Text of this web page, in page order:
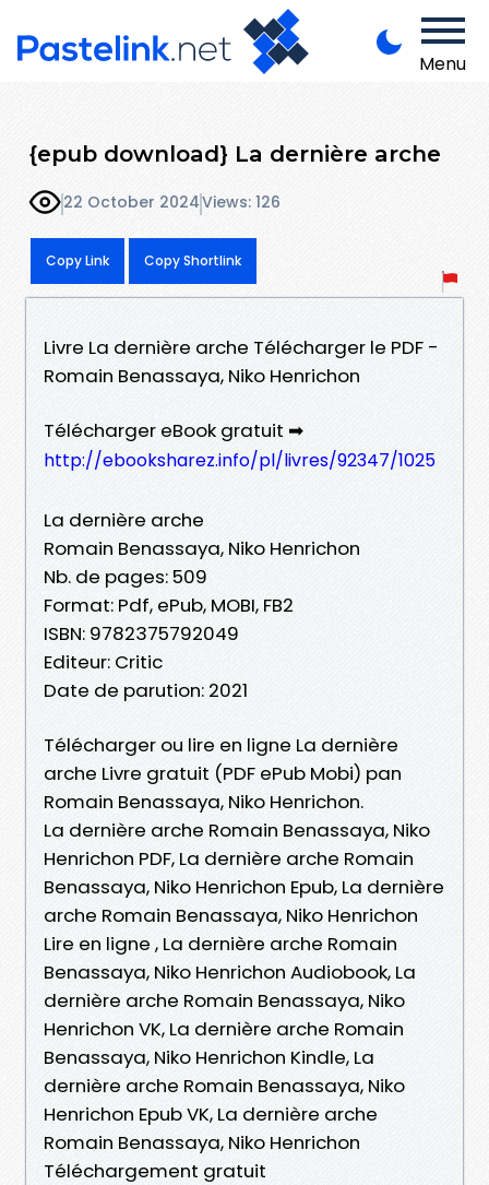
Menu
{epub download} La dernière arche
22 October 2024Views: 126
Copy Link Copy Shortlink
Livre La dernière arche Télécharger le PDF -
Romain Benassaya, Niko Henrichon
Télécharger eBook gratuit ➡
http://ebooksharez.info/pl/livres/92347/1025
La dernière arche
Romain Benassaya, Niko Henrichon
Nb. de pages: 509
Format: Pdf, ePub, MOBI, FB2
ISBN: 9782375792049
Editeur: Critic
Date de parution: 2021
Télécharger ou lire en ligne La dernière
arche Livre gratuit (PDF ePub Mobi) pan
Romain Benassaya, Niko Henrichon.
La dernière arche Romain Benassaya, Niko
Henrichon PDF, La dernière arche Romain
Benassaya, Niko Henrichon Epub, La dernière
arche Romain Benassaya, Niko Henrichon
Lire en ligne , La dernière arche Romain
Benassaya, Niko Henrichon Audiobook, La
dernière arche Romain Benassaya, Niko
Henrichon VK, La dernière arche Romain
Benassaya, Niko Henrichon Kindle, La
dernière arche Romain Benassaya, Niko
Henrichon Epub VK, La dernière arche
Romain Benassaya, Niko Henrichon
Téléchargement gratuit